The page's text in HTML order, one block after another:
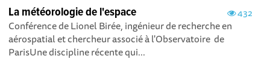
432
La météorologie de l'espace
Conférence de Lionel Birée, ingénieur de recherche en
aérospatial et chercheur associé à l'Observatoire de
Paris Une discipline récente qui...